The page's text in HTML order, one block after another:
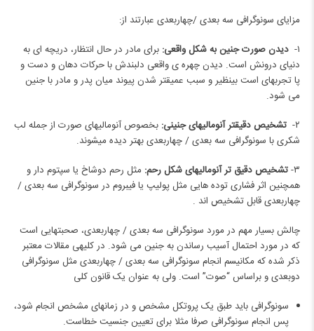
مزایای سونوگرافی سه بعدی /چهاربعدی عبارتند از:
۱- دیدن صورت جنین به شکل واقعی: برای مادر در حال انتظار، دریچه ای به
دنیای درونش است. دیدن چهره ی واقعی دلبندش با حرکات دهان و دست و
پا تجربه‎ای است بی‎نظیر و سبب عمیق‎تر شدن پیوند میان پدر و مادر با جنین
می شود.
۲- تشخیص دقیق‎تر آنومالی‎های جنینی:
بخصوص آنومالی‎های صورت از جمله لب
شکری با سونوگرافی سه بعدی / چهاربعدی بهتر دیده می‎شوند.
۳- تشخیص دقیق تر آنومالی‎های شکل رحم:
مثل رحم دوشاخ یا سپتوم دار و
همچنین اثر فشاری توده هایی مثل پولیپ یا فیبروم در سونوگرافی سه بعدی /
چهاربعدی قابل تشخیص اند .
چالش بسیار مهم در مورد سونوگرافی سه بعدی / چهاربعدی، صحبت‎هایی است
که در مورد احتمال آسیب رساندن به جنین می شود. در کلیه‎ی مقالات معتبر
ذکر شده که مکانیسم انجام سونوگرافی سه بعدی / چهاربعدی مثل سونوگرافی
دوبعدی و ‌براساس “صوت” است. ولی به عنوان یک قانون کلی
سونوگرافی باید طبق یک پروتکل مشخص و‌ در زمان‎های مشخص انجام شود،
پس انجام سونوگرافی صرفا مثلا برای تعیین جنسیت خطاست.